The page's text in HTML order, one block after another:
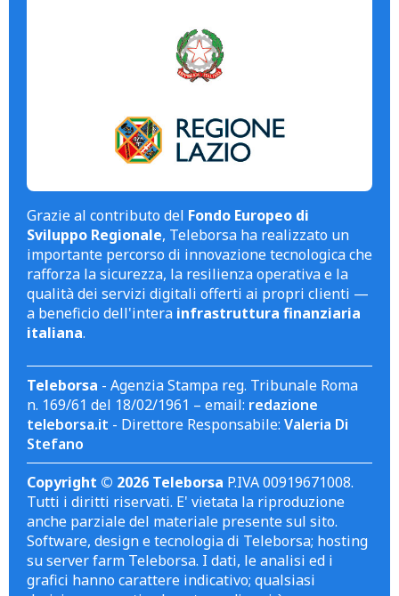
Grazie al contributo del Fondo Europeo di
Sviluppo Regionale, Teleborsa ha realizzato un
importante percorso di innovazione tecnologica che
rafforza la sicurezza, la resilienza operativa e la
qualità dei servizi digitali offerti ai propri clienti —
a beneficio dell'intera infrastruttura finanziaria
italiana.
Teleborsa - Agenzia Stampa reg. Tribunale Roma
n. 169/61 del 18/02/1961 – email: redazione
teleborsa.it - Direttore Responsabile: Valeria Di
Stefano
Copyright © 2026 Teleborsa P.IVA 00919671008.
Tutti i diritti riservati. E' vietata la riproduzione
anche parziale del materiale presente sul sito.
Software, design e tecnologia di Teleborsa; hosting
su server farm Teleborsa. I dati, le analisi ed i
grafici hanno carattere indicativo; qualsiasi